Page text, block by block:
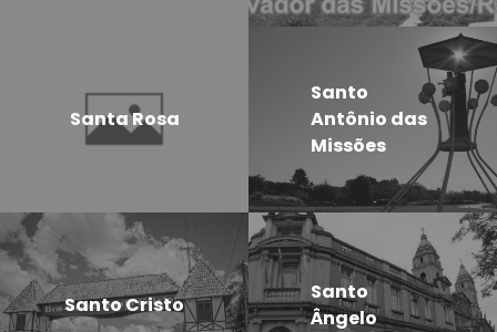
Santa Rosa
Santo
Antônio das
Missões
Santo Cristo
Santo
Ângelo